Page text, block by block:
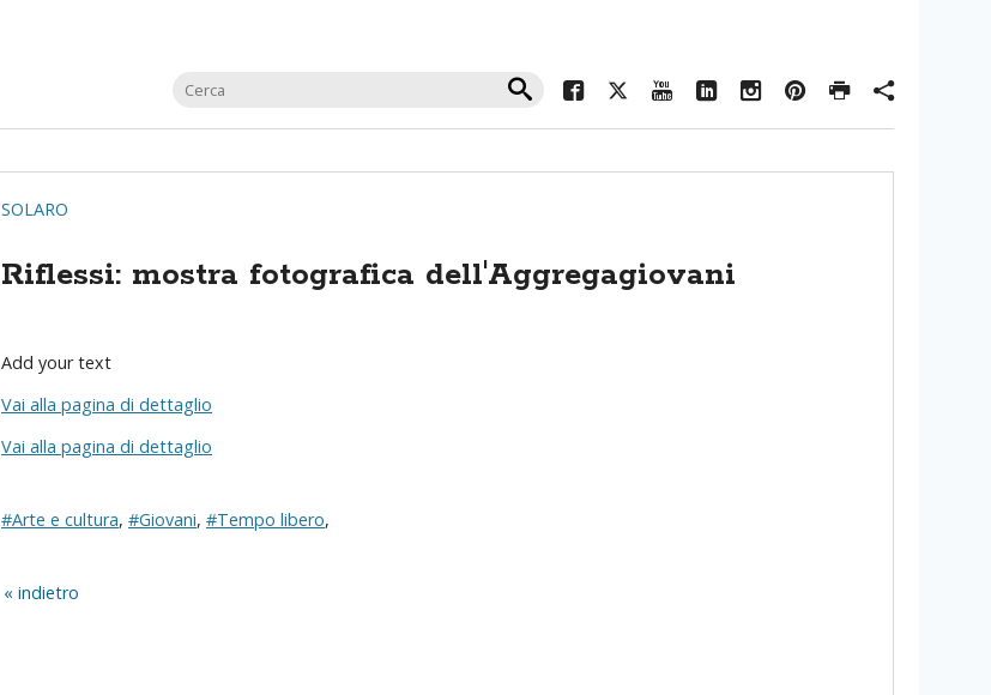
SOLARO
Riflessi: mostra fotografica dell'Aggregagiovani
Add your text
Vai alla pagina di dettaglio
Vai alla pagina di dettaglio
#Arte e cultura, #Giovani, #Tempo libero,
indietro